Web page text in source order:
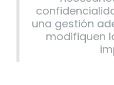
una gestión
modifiquen